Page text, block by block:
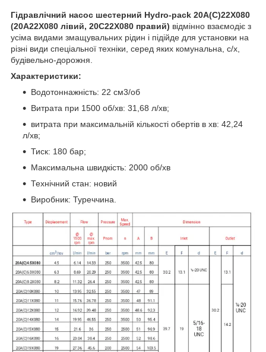
Гідравлічний насос шестерний Hydro-pack 20A(C)22X080
(20A22X080 лівий, 20C22X080 правий) відмінно взаємодіє з
усіма видами змащувальних рідин і підійде для установки на
різні види спеціальної техніки, серед яких комунальна, с/х,
будівельно-дорожня.
Характеристики:
Водотоннажність: 22 см3/об
Витрата при 1500 об/хв: 31,68 л/хв;
витрата при максимальній кількості обертів в хв: 42,24
л/хв;
Тиск: 180 бар;
Максимальна швидкість: 2000 об/хв
Технічний стан: новий
Виробник: Туреччина.